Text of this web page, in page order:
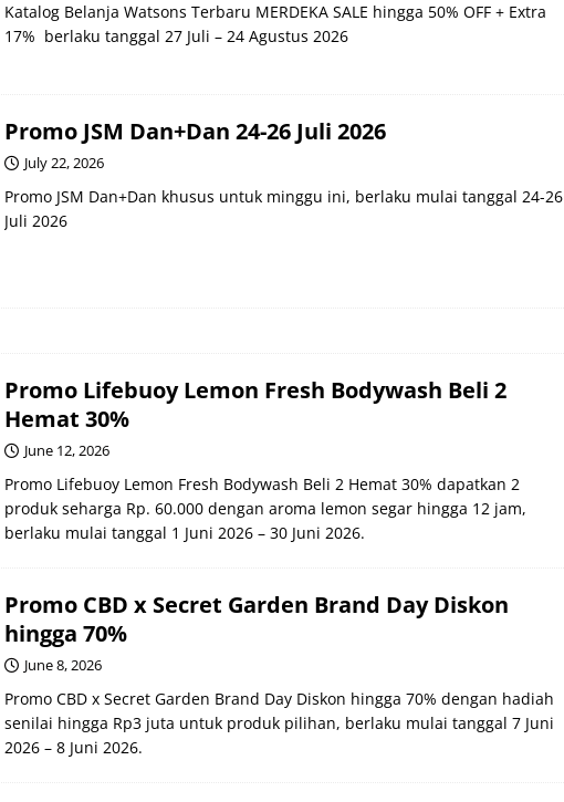
Katalog Belanja Watsons Terbaru MERDEKA SALE hingga 50% OFF + Extra
17% berlaku tanggal 27 Juli – 24 Agustus 2026
Promo JSM Dan+Dan 24-26 Juli 2026
July 22, 2026
Promo JSM Dan+Dan khusus untuk minggu ini, berlaku mulai tanggal 24-26
Juli 2026
Promo Lifebuoy Lemon Fresh Bodywash Beli 2
Hemat 30%
June 12, 2026
Promo Lifebuoy Lemon Fresh Bodywash Beli 2 Hemat 30% dapatkan 2
produk seharga Rp. 60.000 dengan aroma lemon segar hingga 12 jam,
berlaku mulai tanggal 1 Juni 2026 – 30 Juni 2026.
Promo CBD x Secret Garden Brand Day Diskon
hingga 70%
June 8, 2026
Promo CBD x Secret Garden Brand Day Diskon hingga 70% dengan hadiah
senilai hingga Rp3 juta untuk produk pilihan, berlaku mulai tanggal 7 Juni
2026 – 8 Juni 2026.